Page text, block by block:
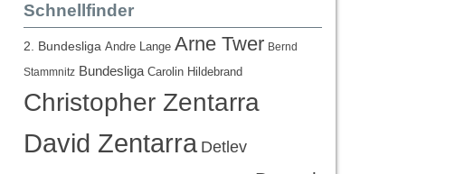
Schnellfinder
2. Bundesliga Andre Lange Arne Twer Bernd
Stammnitz Bundesliga Carolin Hildebrand
Christopher Zentarra
David Zentarra Detlev